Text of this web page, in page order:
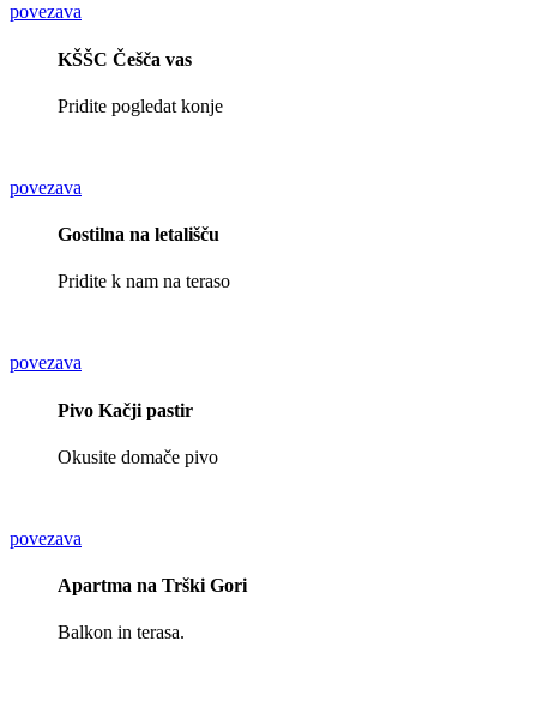
povezava
KŠŠC Češča vas
Pridite pogledat konje
povezava
Gostilna na letališču
Pridite k nam na teraso
povezava
Pivo Kačji pastir
Okusite domače pivo
povezava
Apartma na Trški Gori
Balkon in terasa.